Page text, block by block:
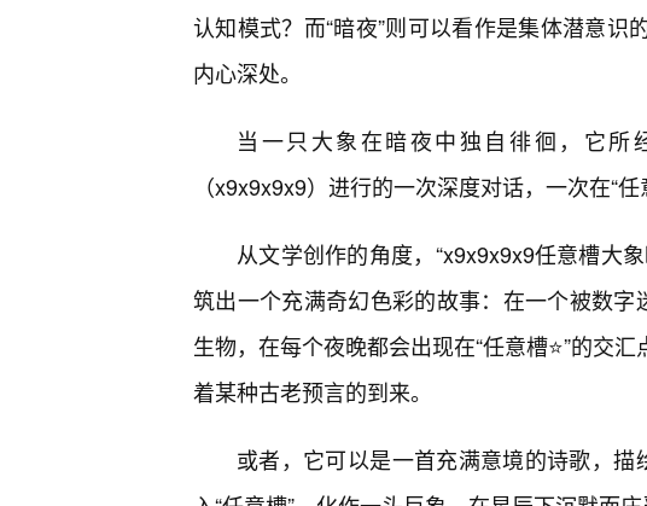
认知模式？而“暗夜”则可以看作是集体潜意
内心深处。
当一只大象在暗夜中独自徘徊，它
（x9x9x9x9）进行的一次深度对话，一次在“任
从文学创作的角度，“x9x9x9x9任意槽大
筑出一个充满奇幻色彩的故事：在一个被数字
生物，在每个夜晚都会出现在“任意槽⭐”的交
着某种古老预言的到来。
或者，它可以是一首充满意境的诗歌，描